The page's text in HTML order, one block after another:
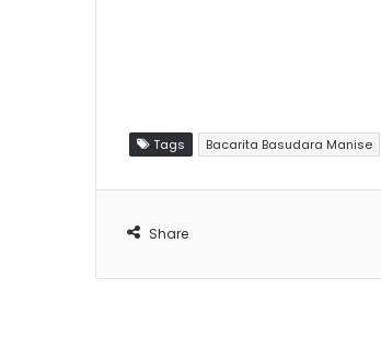
Tags Bacarita Basudara Manise
Share